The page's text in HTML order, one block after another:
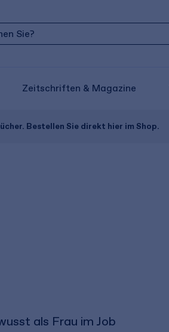
Zeitschriften & Magazine
Bestellen Sie direkt hier im Shop.
als Frau im Job